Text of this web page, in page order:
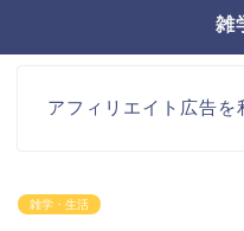
雑
アフィリエイト広告を
雑学・生活